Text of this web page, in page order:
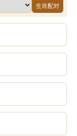
生肖配对